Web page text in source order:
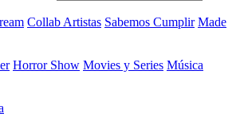
Collab Artistas Sabemos Cumplir Made
Horror Show Movies y Series Música